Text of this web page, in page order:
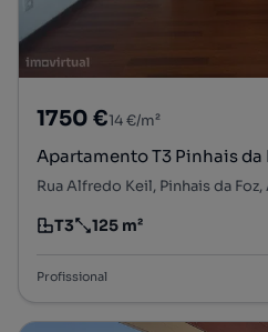
1750 €14 €/m²
Apartamento T3 Pinhais da
Tipologia
T3
Preço por metro quadrado
125 m²
Profissional